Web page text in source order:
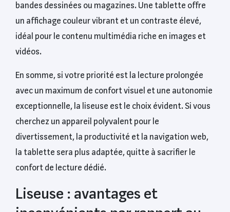
bandes dessinées ou magazines. Une tablette offre
un affichage couleur vibrant et un contraste élevé,
idéal pour le contenu multimédia riche en images et
vidéos.
En somme, si votre priorité est la lecture prolongée
avec un maximum de confort visuel et une autonomie
exceptionnelle, la liseuse est le choix évident. Si vous
cherchez un appareil polyvalent pour le
divertissement, la productivité et la navigation web,
la tablette sera plus adaptée, quitte à sacrifier le
confort de lecture dédié.
Liseuse : avantages et